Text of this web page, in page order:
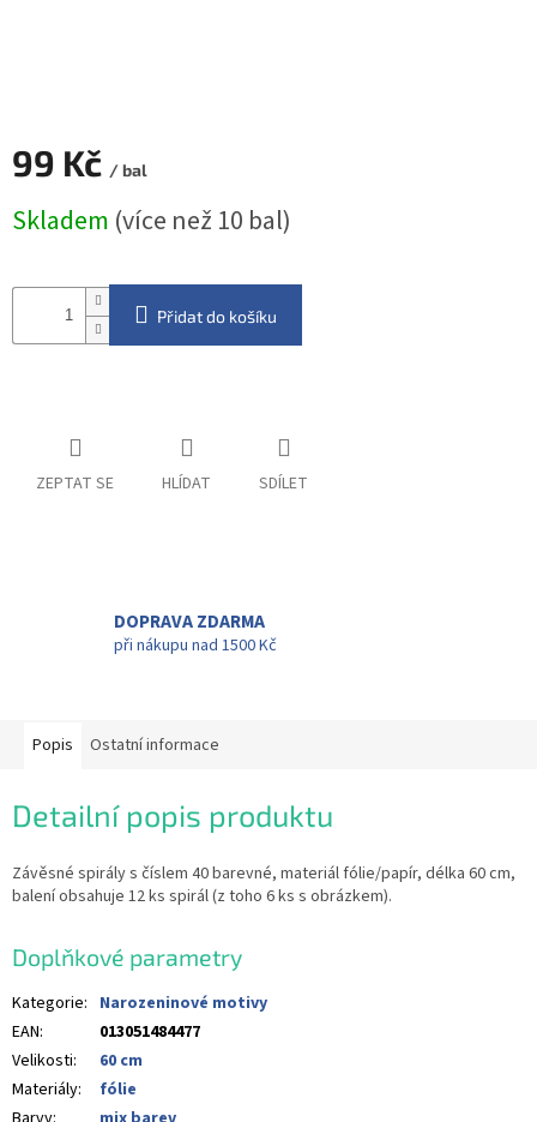
99 Kč / bal
cena:
Skladem (více než 10 bal)
Přidat do košíku
ZEPTAT SE HLÍDAT SDÍLET
DOPRAVA ZDARMA
při nákupu nad 1500 Kč
Popis Ostatní informace
Detailní popis produktu
Závěsné spirály s číslem 40 barevné, materiál fólie/papír, délka 60 cm,
balení obsahuje 12 ks spirál (z toho 6 ks s obrázkem).
Doplňkové parametry
Kategorie: Narozeninové motivy
EAN:
013051484477
Velikosti:
60 cm
Materiály:
fólie